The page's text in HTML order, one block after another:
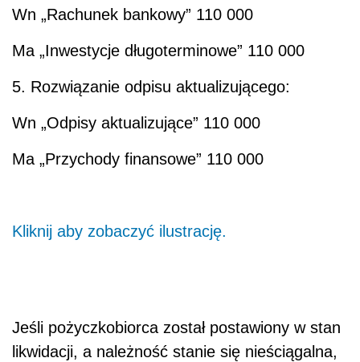
Wn „Rachunek bankowy” 110 000
Ma „Inwestycje długoterminowe” 110 000
5. Rozwiązanie odpisu aktualizującego:
Wn „Odpisy aktualizujące” 110 000
Ma „Przychody finansowe” 110 000
Kliknij aby zobaczyć ilustrację.
Jeśli pożyczkobiorca został postawiony w stan
likwidacji, a należność stanie się nieściągalna,